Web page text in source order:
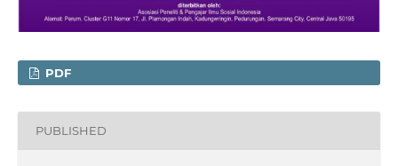
PDF
PUBLISHED